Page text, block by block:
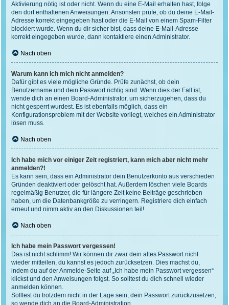
Aktivierung nötig ist oder nicht. Wenn du eine E-Mail erhalten hast, folge
den dort enthaltenen Anweisungen. Ansonsten prüfe, ob du deine E-Mail-
Adresse korrekt eingegeben hast oder die E-Mail von einem Spam-Filter
blockiert wurde. Wenn du dir sicher bist, dass deine E-Mail-Adresse
korrekt eingegeben wurde, dann kontaktiere einen Administrator.
Nach oben
Warum kann ich mich nicht anmelden?
Dafür gibt es viele mögliche Gründe. Prüfe zunächst, ob dein
Benutzername und dein Passwort richtig sind. Wenn dies der Fall ist,
wende dich an einen Board-Administrator, um sicherzugehen, dass du
nicht gesperrt wurdest. Es ist ebenfalls möglich, dass ein
Konfigurationsproblem mit der Website vorliegt, welches ein Administrator
lösen muss.
Nach oben
Ich habe mich vor einiger Zeit registriert, kann mich aber nicht mehr
anmelden?!
Es kann sein, dass ein Administrator dein Benutzerkonto aus verschieden
Gründen deaktiviert oder gelöscht hat. Außerdem löschen viele Boards
regelmäßig Benutzer, die für längere Zeit keine Beiträge geschrieben
haben, um die Datenbankgröße zu verringern. Registriere dich einfach
erneut und nimm aktiv an den Diskussionen teil!
Nach oben
Ich habe mein Passwort vergessen!
Das ist nicht schlimm! Wir können dir zwar dein altes Passwort nicht
wieder mitteilen, du kannst es jedoch zurücksetzen. Dies machst du,
indem du auf der Anmelde-Seite auf „Ich habe mein Passwort vergessen“
klickst und den Anweisungen folgst. So solltest du dich schnell wieder
anmelden können.
Solltest du trotzdem nicht in der Lage sein, dein Passwort zurückzusetzen,
so wende dich an die Board-Administration.